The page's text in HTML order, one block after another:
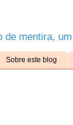
de mentira,
Sobre este blog